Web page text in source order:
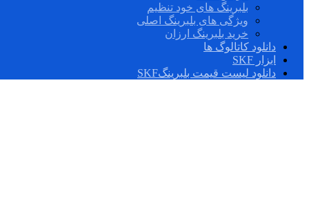
بلبرینگ های خود تنظیم
ویژگی های بلبرینگ اصلی
خرید بلبرینگ ارزان
دانلود کاتالوگ ها
ابزار SKF
دانلود لیست قیمت بلبرینگSKF